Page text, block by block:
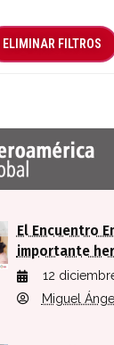
ELIMINAR FILTROS
Blog
El Encuentro
importante
12
Miguel